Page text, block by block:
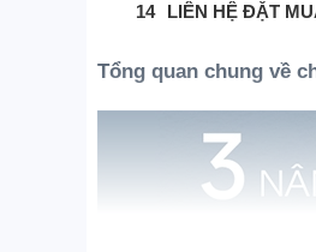
eScooter | Scooter sân
Tin công nghệ
LIÊN HỆ ĐẶT
Tổng quan chung về